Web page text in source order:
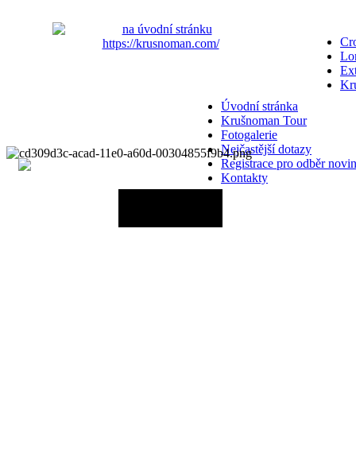
Úvodní stránka
Krušnoman Tour
Fotogalerie
Nejčastější dotazy
Registrace pro odběr
Kontakty